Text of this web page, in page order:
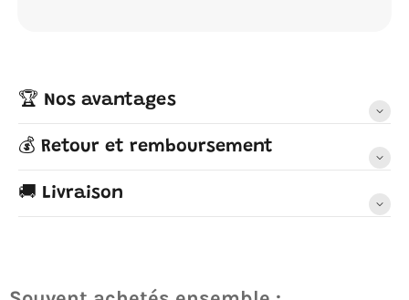
🏆 Nos avantages
💰 Retour et remboursement
🚚 Livraison